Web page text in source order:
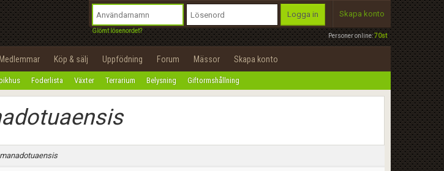
Personer online:70st
Logga in
Glömt lösenordet?
Skapa konto
Medlemmar Köp & sälj Uppfödning Forum Mässor Skapa konto
Foderlista Växter Terrarium Belysning Giftormshållning
Utför
100%
OK
Privacy Policy
Tillbaka till förstasidan